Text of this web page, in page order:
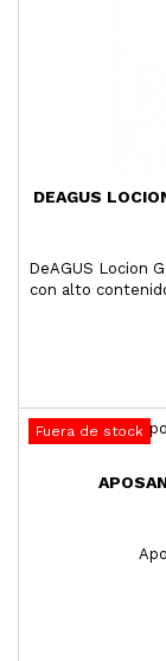
DEAGUS
DeAGUS Locion
con alto
higiene de las
Fuera de stock